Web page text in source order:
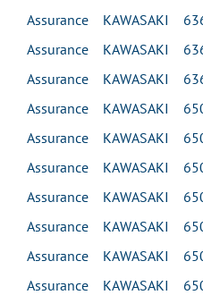
Assurance KAWASAKI
Assurance KAWASAKI
Assurance KAWASAKI
Assurance KAWASAKI
Assurance KAWASAKI
Assurance KAWASAKI
Assurance KAWASAKI
Assurance KAWASAKI
Assurance KAWASAKI
Assurance KAWASAKI